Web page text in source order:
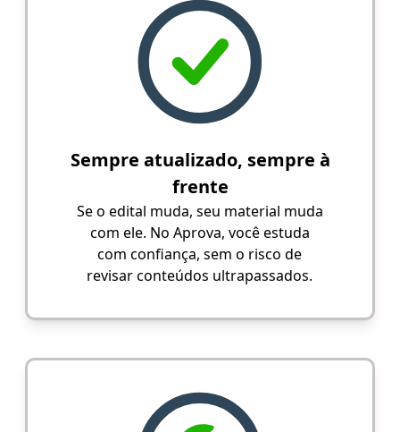
Sempre atualizado, sempre à
frente
Se o edital muda, seu material muda
com ele. No Aprova, você estuda
com confiança, sem o risco de
revisar conteúdos ultrapassados.